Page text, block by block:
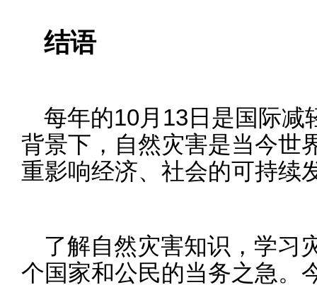
结语
每年的10月13日是国际减
背景下，自然灾害是当今世
重影响经济、社会的可持续
了解自然灾害知识，学习
个国家和公民的当务之急。